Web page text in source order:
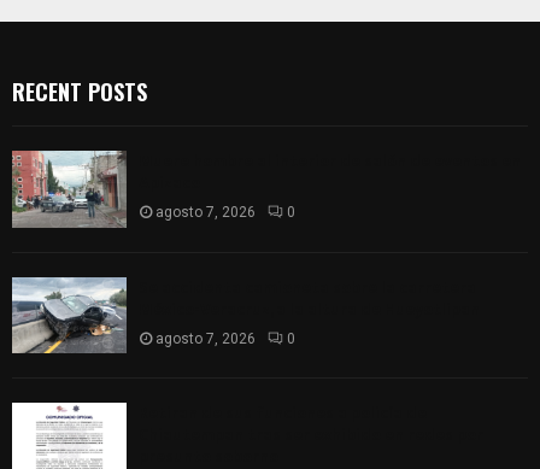
RECENT POSTS
agosto 7, 2026 0
agosto 7, 2026 0